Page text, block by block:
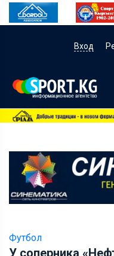
Вход
Футбол
У соперника